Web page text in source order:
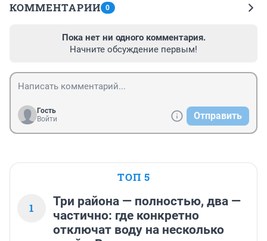
КОММЕНТАРИИ 0
Пока нет ни одного комментария.
Начните обсуждение первым!
Гость
Войти
Отправить
ТОП 5
1
Три района — полностью, два —
частично: где конкретно
отключат воду на несколько